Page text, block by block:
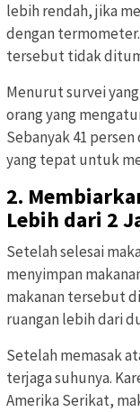
lebih rendah, jika
dengan
tersebut tidak
Menurut survei
orang yang
Sebanyak 41
yang tepat untuk
2.
Lebih dari 2
Setelah selesai
menyimpan
makanan tersebut
ruangan lebih dari
Setelah memasak
terjaga suhunya.
Amerika Serikat,